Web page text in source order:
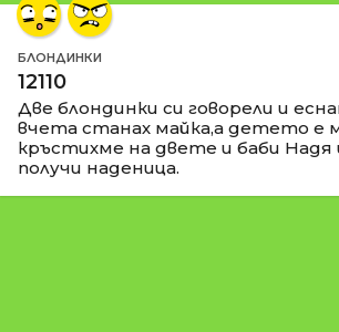
БЛОНДИНКИ
12110
Две блондинки си говорели и
вчета станах майка,а детето е
кръстихме на двете и баби Надя
получи наденица.